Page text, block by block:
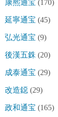
康熈通宝 (170)
延寧通宝 (45)
弘光通宝 (9)
後漢五銖 (20)
成泰通宝 (29)
改造鐚 (29)
政和通宝 (165)